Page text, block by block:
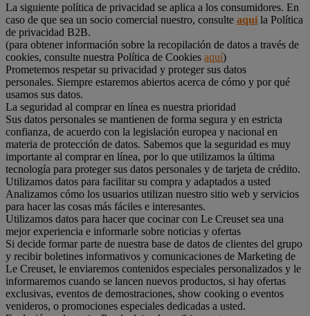
La siguiente política de privacidad se aplica a los consumidores. En
caso de que sea un socio comercial nuestro, consulte aquíla Política
de privacidad B2B.
(para obtener información sobre la recopilación de datos a través de
cookies, consulte nuestra Política de Cookies aquí)
Prometemos respetar su privacidad y proteger sus datos
personales. Siempre estaremos abiertos acerca de cómo y por qué
usamos sus datos.
La seguridad al comprar en línea es nuestra prioridad
Sus datos personales se mantienen de forma segura y en estricta
confianza, de acuerdo con la legislación europea y nacional en
materia de protección de datos. Sabemos que la seguridad es muy
importante al comprar en línea, por lo que utilizamos la última
tecnología para proteger sus datos personales y de tarjeta de crédito.
Utilizamos datos para facilitar su compra y adaptados a usted
Analizamos cómo los usuarios utilizan nuestro sitio web y servicios
para hacer las cosas más fáciles e interesantes.
Utilizamos datos para hacer que cocinar con Le Creuset sea una
mejor experiencia e informarle sobre noticias y ofertas
Si decide formar parte de nuestra base de datos de clientes del grupo
y recibir boletines informativos y comunicaciones de Marketing de
Le Creuset, le enviaremos contenidos especiales personalizados y le
informaremos cuando se lancen nuevos productos, si hay ofertas
exclusivas, eventos de demostraciones, show cooking o eventos
venideros, o promociones especiales dedicadas a usted.